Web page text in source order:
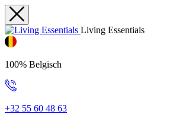
Living Essentials
100% Belgisch
+32 55 60 48 63